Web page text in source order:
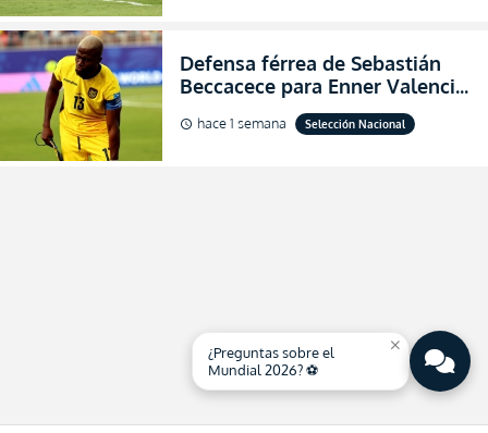
Defensa férrea de Sebastián
Beccacece para Enner Valencia
al indicar que era el hombre
indicado para Ecuador
schedule hace 1 semana Selección Nacional
close
¿Preguntas sobre el
Mundial 2026? ⚽